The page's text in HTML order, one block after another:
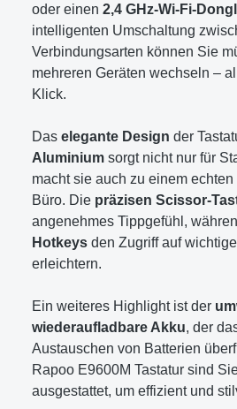
oder einen 2,4 GHz-Wi-Fi-
intelligenten Umschaltung
Verbindungsarten können Sie
mehreren Geräten wechseln –
Klick.
Das elegante Design der
Aluminium sorgt nicht nur für
macht sie auch zu einem
Büro. Die präzisen Scissor-
angenehmes Tippgefühl,
Hotkeys den Zugriff auf
erleichtern.
Ein weiteres Highlight ist der
wiederaufladbare Akku, der
Austauschen von Batterien
Rapoo E9600M Tastatur sind
ausgestattet, um effizient und